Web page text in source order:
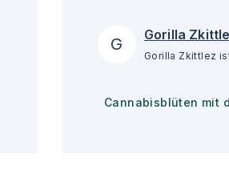
G Gorilla
Cannabisblüten mit